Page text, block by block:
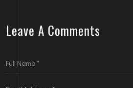
Leave A Comments